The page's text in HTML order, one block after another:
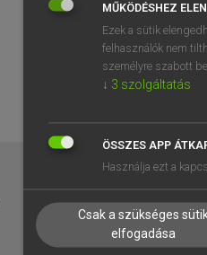
TANULÓKNAK
OKTATÁSI INTÉZMÉNYEKNEK
MŰKÖDÉSHEZ
Ezek a sütik
felhasználók nem
személyre szabott
↓ 3 szolgáltatás
ÖSSZES APP
Használja ezt a
Csak a szükséges
elfogadása